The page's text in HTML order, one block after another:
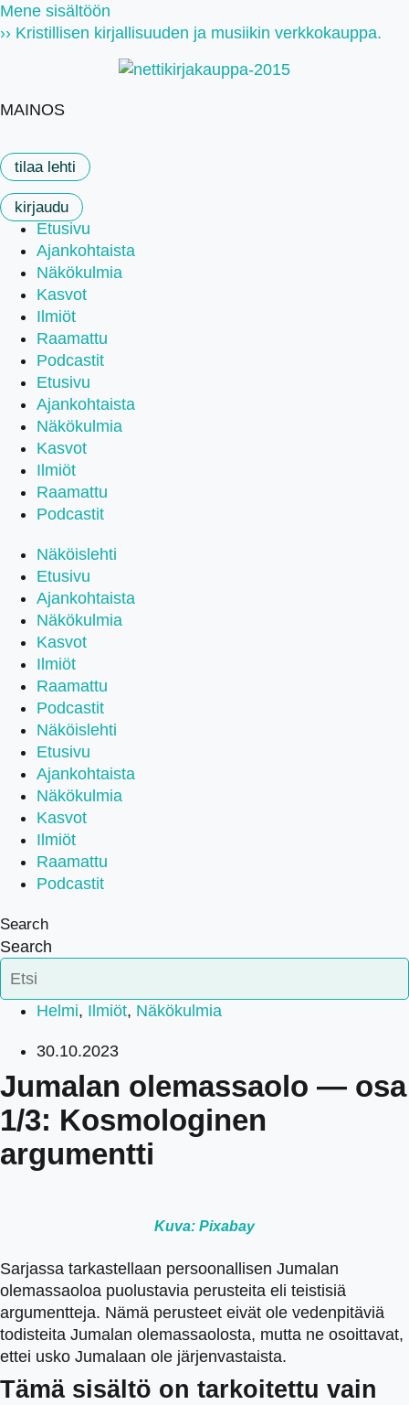
Mene sisältöön
›› Kristillisen kirjallisuuden ja musiikin verkkokauppa.
MAINOS
tilaa lehti
kirjaudu
Etusivu
Ajankohtaista
Näkökulmia
Kasvot
Ilmiöt
Raamattu
Podcastit
Etusivu
Ajankohtaista
Näkökulmia
Kasvot
Ilmiöt
Raamattu
Podcastit
Näköislehti
Etusivu
Ajankohtaista
Näkökulmia
Kasvot
Ilmiöt
Raamattu
Podcastit
Näköislehti
Etusivu
Ajankohtaista
Näkökulmia
Kasvot
Ilmiöt
Raamattu
Podcastit
Search
Search
Helmi, Ilmiöt, Näkökulmia
30.10.2023
Jumalan olemassaolo — osa
1/3: Kosmologinen
argumentti
Kuva: Pixabay
Sarjassa tarkastellaan persoonallisen Jumalan
olemassaoloa puolustavia perusteita eli teistisiä
argumentteja. Nämä perusteet eivät ole vedenpitäviä
todisteita Jumalan olemassaolosta, mutta ne osoittavat,
ettei usko Jumalaan ole järjenvastaista.
Tämä sisältö on tarkoitettu vain